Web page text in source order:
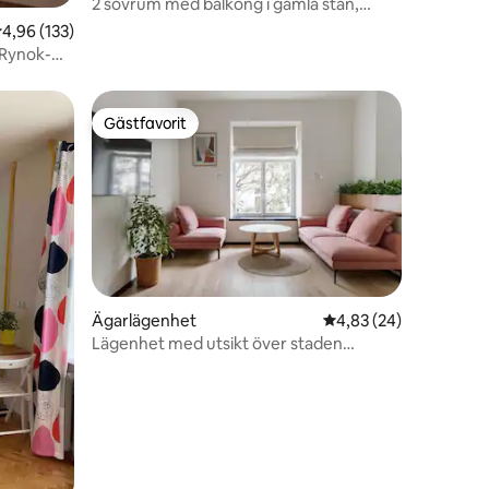
av 5 i genomsnittligt betyg, 133 omdömen
4,96 (133)
Gästfavorit
Gästfavorit
Ägarlägenhet 4,83 av 5 i
4,83 (24)
Lägenhet med utsikt över staden